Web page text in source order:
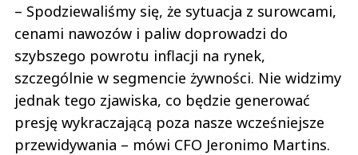
– Spodziewaliśmy się, że sytuacja z surowcami,
cenami nawozów i paliw doprowadzi do
szybszego powrotu inflacji na rynek,
szczególnie w segmencie żywności. Nie widzimy
jednak tego zjawiska, co będzie generować
presję wykraczającą poza nasze wcześniejsze
przewidywania – mówi CFO Jeronimo Martins.